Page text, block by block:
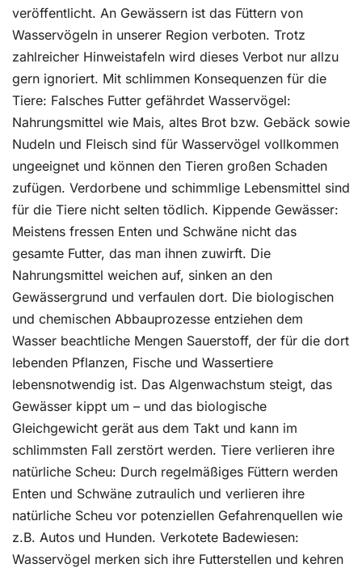
veröffentlicht. An Gewässern ist das Füttern von
Wasservögeln in unserer Region verboten. Trotz
zahlreicher Hinweistafeln wird dieses Verbot nur allzu
gern ignoriert. Mit schlimmen Konsequenzen für die
Tiere: Falsches Futter gefährdet Wasservögel:
Nahrungsmittel wie Mais, altes Brot bzw. Gebäck sowie
Nudeln und Fleisch sind für Wasservögel vollkommen
ungeeignet und können den Tieren großen Schaden
zufügen. Verdorbene und schimmlige Lebensmittel sind
für die Tiere nicht selten tödlich. Kippende Gewässer:
Meistens fressen Enten und Schwäne nicht das
gesamte Futter, das man ihnen zuwirft. Die
Nahrungsmittel weichen auf, sinken an den
Gewässergrund und verfaulen dort. Die biologischen
und chemischen Abbauprozesse entziehen dem
Wasser beachtliche Mengen Sauerstoff, der für die dort
lebenden Pflanzen, Fische und Wassertiere
lebensnotwendig ist. Das Algenwachstum steigt, das
Gewässer kippt um – und das biologische
Gleichgewicht gerät aus dem Takt und kann im
schlimmsten Fall zerstört werden. Tiere verlieren ihre
natürliche Scheu: Durch regelmäßiges Füttern werden
Enten und Schwäne zutraulich und verlieren ihre
natürliche Scheu vor potenziellen Gefahrenquellen wie
z.B. Autos und Hunden. Verkotete Badewiesen:
Wasservögel merken sich ihre Futterstellen und kehren